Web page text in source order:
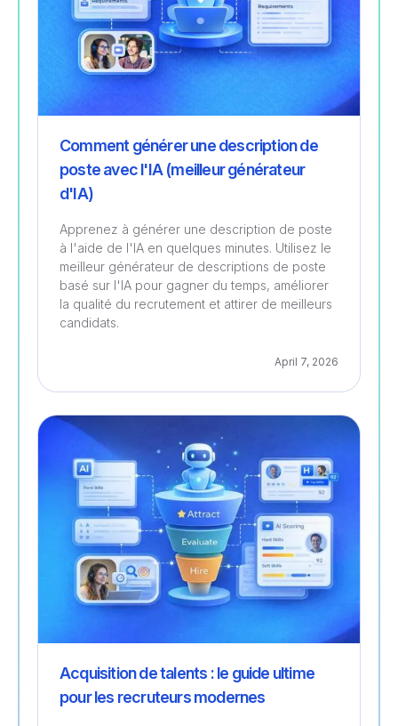
Comment générer une description de
poste avec l'IA (meilleur générateur
d'IA)
Apprenez à générer une description de poste
à l'aide de l'IA en quelques minutes. Utilisez le
meilleur générateur de descriptions de poste
basé sur l'IA pour gagner du temps, améliorer
la qualité du recrutement et attirer de meilleurs
candidats.
April 7, 2026
Recrutement
Acquisition de talents : le guide ultime
pour les recruteurs modernes